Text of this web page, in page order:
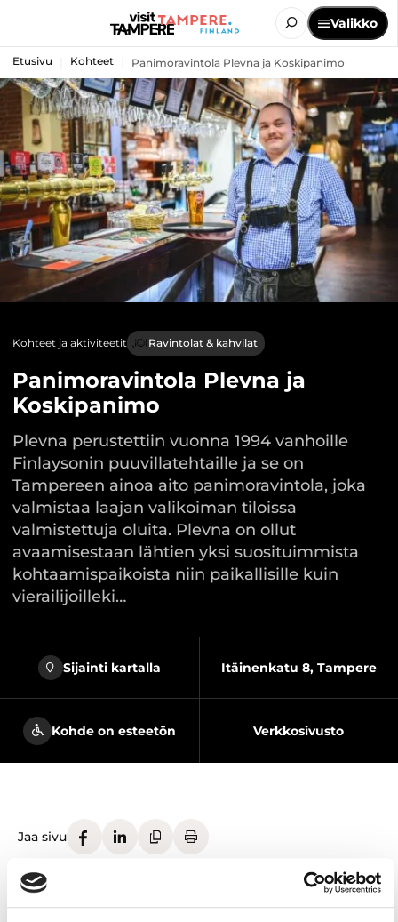
Valikko
Etusivu Kohteet Panimoravintola Plevna ja Koskipanimo
Kohteet ja aktiviteetit Ravintolat & kahvilat
Panimoravintola Plevna ja
Koskipanimo
Plevna perustettiin vuonna 1994 vanhoille
Finlaysonin puuvillatehtaille ja se on
Tampereen ainoa aito panimoravintola, joka
valmistaa laajan valikoiman tiloissa
valmistettuja oluita. Plevna on ollut
avaamisestaan lähtien yksi suosituimmista
kohtaamispaikoista niin paikallisille kuin
vierailijoilleki…
Sijainti kartalla Itäinenkatu 8, Tampere
Kohde on esteetön Verkkosivusto
Jaa sivu
Plevna perustettiin vuonna 1994 vanhoille